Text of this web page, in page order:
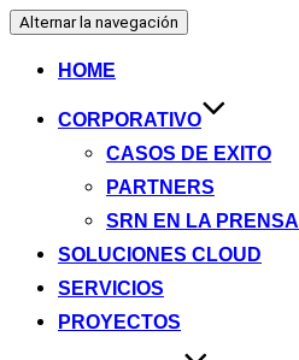
Alternar la navegación
HOME
CORPORATIVO
CASOS DE EXITO
PARTNERS
SRN EN LA PRENSA
SOLUCIONES CLOUD
SERVICIOS
PROYECTOS